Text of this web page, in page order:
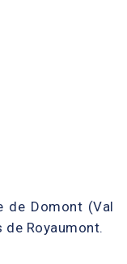
de Domont (Val
Royaumont.